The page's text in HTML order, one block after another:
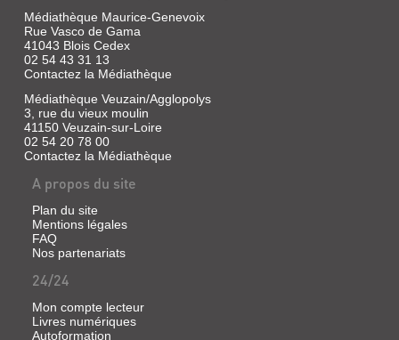
Médiathèque Maurice-Genevoix
Rue Vasco de Gama
41043 Blois Cedex
02 54 43 31 13
Contactez la Médiathèque
Médiathèque Veuzain/Agglopolys
3, rue du vieux moulin
41150 Veuzain-sur-Loire
02 54 20 78 00
Contactez la Médiathèque
A propos du site
Plan du site
Mentions légales
FAQ
Nos partenariats
24/24
Mon compte lecteur
Livres numériques
Autoformation